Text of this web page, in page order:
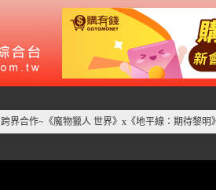
跨界合作~《魔物獵人 世界》x《地平線：期待黎明